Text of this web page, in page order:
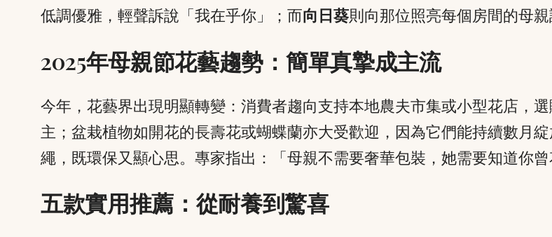
低調優雅，輕聲訴說「我在乎你」；而向日葵則向那位照亮每個房間的母親
2025年母親節花藝趨勢：簡單真摯成主流
今年，花藝界出現明顯轉變：消費者趨向支持本地農夫市集或小型花店，
主；盆栽植物如開花的長壽花或蝴蝶蘭亦大受歡迎，因為它們能持續數月綻
繩，既環保又顯心思。專家指出：「母親不需要奢華包裝，她需要知道你曾
五款實用推薦：從耐養到驚喜